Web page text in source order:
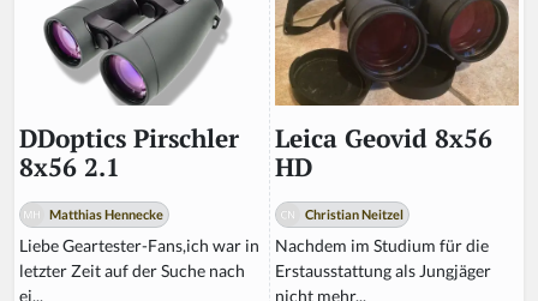
DDoptics Pirschler
8x56 2.1
Matthias Hennecke
Liebe Geartester-Fans,ich war in
letzter Zeit auf der Suche nach
ei...
Leica Geovid 8x56
HD
Christian Neitzel
Nachdem im Studium für die
Erstausstattung als Jungjäger
nicht mehr...